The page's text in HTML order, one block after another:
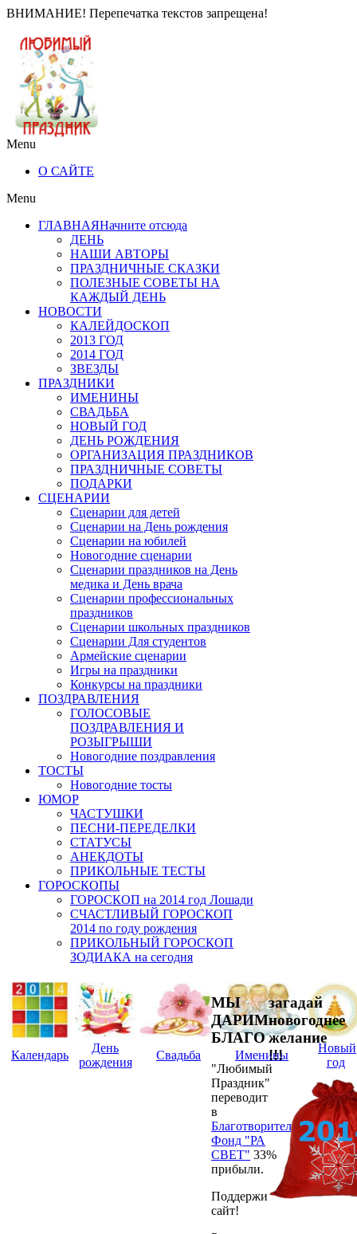
ВНИМАНИЕ! Перепечатка текстов запрещена!
Menu
О САЙТЕ
Menu
ГЛАВНАЯНачните отсюда
ДЕНЬ
НАШИ АВТОРЫ
ПРАЗДНИЧНЫЕ СКАЗКИ
ПОЛЕЗНЫЕ СОВЕТЫ НА
КАЖДЫЙ ДЕНЬ
НОВОСТИ
КАЛЕЙДОСКОП
2013 ГОД
2014 ГОД
ЗВЕЗДЫ
ПРАЗДНИКИ
ИМЕНИНЫ
СВАДЬБА
НОВЫЙ ГОД
ДЕНЬ РОЖДЕНИЯ
ОРГАНИЗАЦИЯ ПРАЗДНИКОВ
ПРАЗДНИЧНЫЕ СОВЕТЫ
ПОДАРКИ
СЦЕНАРИИ
Сценарии для детей
Сценарии на День рождения
Сценарии на юбилей
Новогодние сценарии
Сценарии праздников на День
медика и День врача
Сценарии профессиональных
праздников
Сценарии школьных праздников
Сценарии Для студентов
Армейские сценарии
Игры на праздники
Конкурсы на праздники
ПОЗДРАВЛЕНИЯ
ГОЛОСОВЫЕ
ПОЗДРАВЛЕНИЯ И
РОЗЫГРЫШИ
Новогодние поздравления
ТОСТЫ
Новогодние тосты
ЮМОР
ЧАСТУШКИ
ПЕСНИ-ПЕРЕДЕЛКИ
СТАТУСЫ
АНЕКДОТЫ
ПРИКОЛЬНЫЕ ТЕСТЫ
ГОРОСКОПЫ
ГОРОСКОП на 2014 год Лошади
СЧАСТЛИВЫЙ ГОРОСКОП
2014 по году рождения
ПРИКОЛЬНЫЙ ГОРОСКОП
ЗОДИАКА на сегодня
Календарь
День
рождения
Свадьба Именины
Новый
год
МЫ
ДАРИМ
БЛАГО
"Любимый
Праздник"
переводит
в
Благотворительный
Фонд "РА
СВЕТ" 33%
прибыли.
Поддержи
сайт!
загадай
новогоднее
желание
!!!